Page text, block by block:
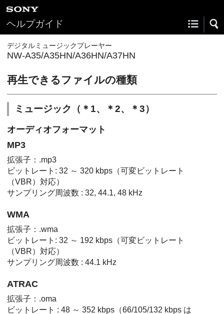
ヘルプガイド
デジタルミュージックプレーヤー
NW-A35/A35HN/A36HN/A37HN
再生できるファイルの種類
ミュージック（＊1、＊2、＊3）
オーディオフォーマット
MP3
拡張子：.mp3
ビットレート: 32 ～ 320 kbps（可変ビットレート
（VBR）対応）
サンプリング周波数 : 32, 44.1, 48 kHz
WMA
拡張子：.wma
ビットレート: 32 ～ 192 kbps（可変ビットレート
（VBR）対応）
サンプリング周波数 : 44.1 kHz
ATRAC
拡張子：.oma
ビットレート : 48 ～ 352 kbps（66/105/132 kbps は